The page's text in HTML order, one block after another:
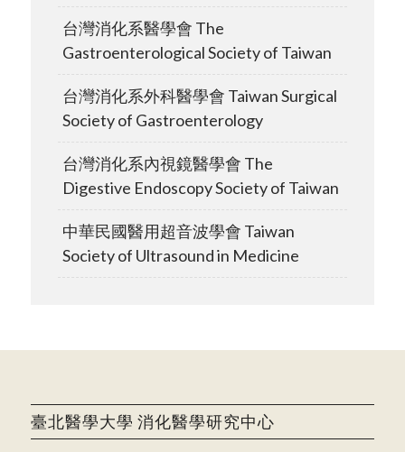
台灣消化系醫學會 The
Gastroenterological Society of Taiwan
台灣消化系外科醫學會 Taiwan Surgical
Society of Gastroenterology
台灣消化系內視鏡醫學會 The
Digestive Endoscopy Society of Taiwan
中華民國醫用超音波學會 Taiwan
Society of Ultrasound in Medicine
臺北醫學大學 消化醫學研究中心